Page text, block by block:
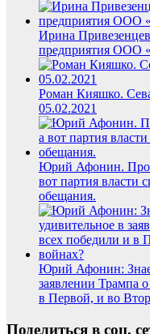
Ирина
предприятия ООО
Роман Кияшко.
05.02.2021
Юрий Афонин.
вот партия власти
обещания.
Юрий Афонин:
заявлении Трампа
в Первой, и во
Поделиться в соц.